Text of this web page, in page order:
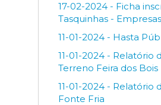
17-02-2024 - Ficha
Tasquinhas - Empresas
11-01-2024 - Hasta
11-01-2024 - Relatório
Terreno Feira dos Bois
11-01-2024 - Relatório
Fonte Fria